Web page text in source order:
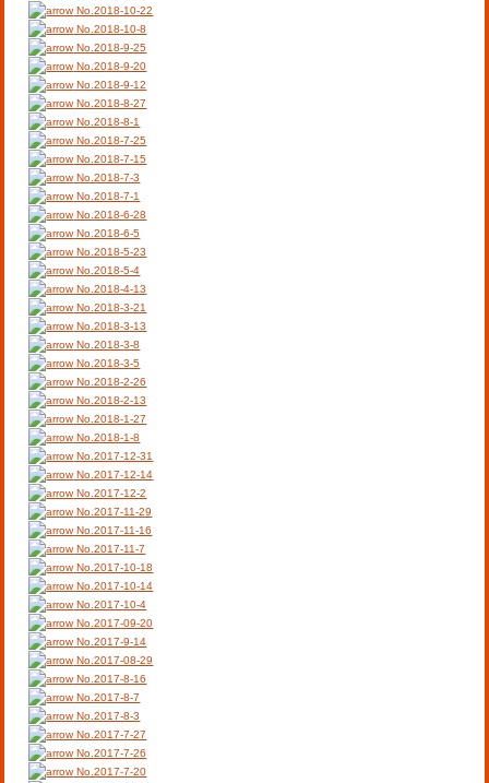
No.2018-10-22
No.2018-10-8
No.2018-9-25
No.2018-9-20
No.2018-9-12
No.2018-8-27
No.2018-8-1
No.2018-7-25
No.2018-7-15
No.2018-7-3
No.2018-7-1
No.2018-6-28
No.2018-6-5
No.2018-5-23
No.2018-5-4
No.2018-4-13
No.2018-3-21
No.2018-3-13
No.2018-3-8
No.2018-3-5
No.2018-2-26
No.2018-2-13
No.2018-1-27
No.2018-1-8
No.2017-12-31
No.2017-12-14
No.2017-12-2
No.2017-11-29
No.2017-11-16
No.2017-11-7
No.2017-10-18
No.2017-10-14
No.2017-10-4
No.2017-09-20
No.2017-9-14
No.2017-08-29
No.2017-8-16
No.2017-8-7
No.2017-8-3
No.2017-7-27
No.2017-7-26
No.2017-7-20